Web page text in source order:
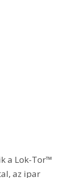
a Lok-Tor™
az ipar